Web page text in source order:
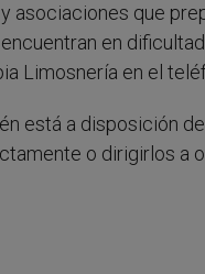
asociaciones que
en
Limosnería en el
está a disposición
o dirigirlos a